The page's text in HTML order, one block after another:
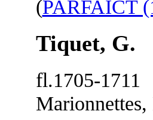
(PARFAICT
Tiquet, G.
fl.1705-1711
Marionnettes,